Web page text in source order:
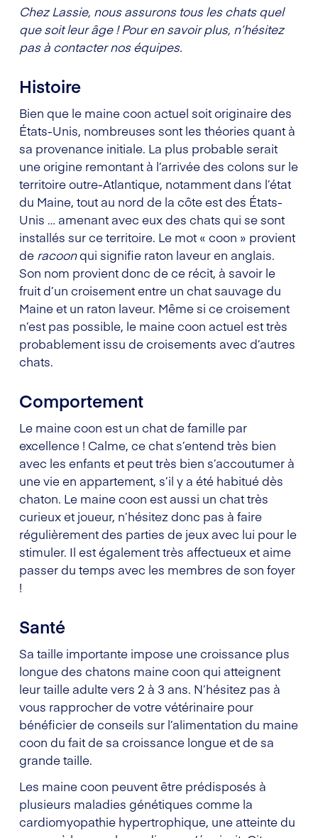
Chez Lassie, nous assurons tous les chats quel
que soit leur âge ! Pour en savoir plus, n’hésitez
pas à contacter nos équipes.
Histoire
Bien que le maine coon actuel soit originaire des
États-Unis, nombreuses sont les théories quant à
sa provenance initiale. La plus probable serait
une origine remontant à l’arrivée des colons sur le
territoire outre-Atlantique, notamment dans l’état
du Maine, tout au nord de la côte est des États-
Unis … amenant avec eux des chats qui se sont
installés sur ce territoire. Le mot « coon » provient
de racoonqui signifie raton laveur en anglais.
Son nom provient donc de ce récit, à savoir le
fruit d’un croisement entre un chat sauvage du
Maine et un raton laveur. Même si ce croisement
n’est pas possible, le maine coon actuel est très
probablement issu de croisements avec d’autres
chats.
Comportement
Le maine coon est un chat de famille par
excellence ! Calme, ce chat s’entend très bien
avec les enfants et peut très bien s’accoutumer à
une vie en appartement, s’il y a été habitué dès
chaton. Le maine coon est aussi un chat très
curieux et joueur, n’hésitez donc pas à faire
régulièrement des parties de jeux avec lui pour le
stimuler. Il est également très affectueux et aime
passer du temps avec les membres de son foyer
!
Santé
Sa taille importante impose une croissance plus
longue des chatons maine coon qui atteignent
leur taille adulte vers 2 à 3 ans. N’hésitez pas à
vous rapprocher de votre vétérinaire pour
bénéficier de conseils sur l’alimentation du maine
coon du fait de sa croissance longue et de sa
grande taille.
Les maine coon peuvent être prédisposés à
plusieurs maladies génétiques comme la
cardiomyopathie hypertrophique, une atteinte du